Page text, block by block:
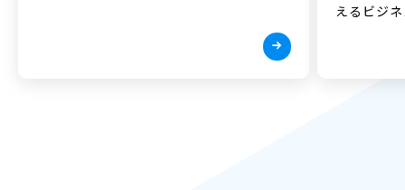
えるビジ